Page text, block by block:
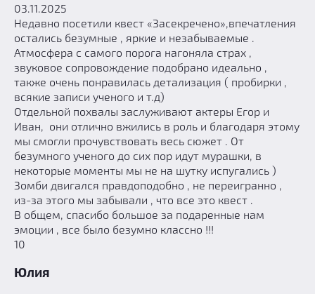
03.11.2025
Недавно посетили квест «Засекречено»,впечатления
остались безумные , яркие и незабываемые .
Атмосфера с самого порога нагоняла страх ,
звуковое сопровождение подобрано идеально ,
также очень понравилась детализация ( пробирки ,
всякие записи ученого и т.д)
Отдельной похвалы заслуживают актеры Егор и
Иван, они отлично вжились в роль и благодаря этому
мы смогли прочувствовать весь сюжет . От
безумного ученого до сих пор идут мурашки, в
некоторые моменты мы не на шутку испугались )
Зомби двигался правдоподобно , не переигранно ,
из-за этого мы забывали , что все это квест .
В общем, спасибо большое за подаренные нам
эмоции , все было безумно классно !!!
10
Юлия